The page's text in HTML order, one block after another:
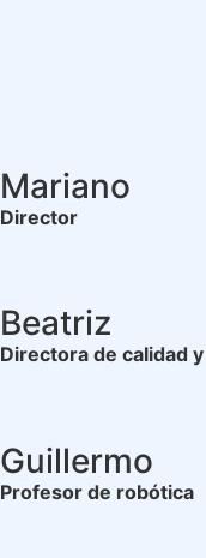
Mariano
Director
Beatriz
Directora de calidad
Guillermo
Profesor de robótica